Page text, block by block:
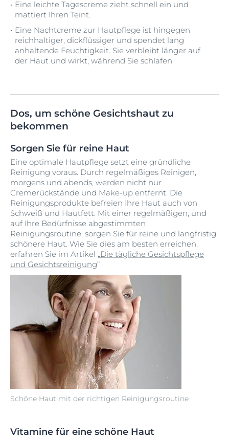
Eine leichte Tagescreme zieht schnell ein und
mattiert Ihren Teint.
Eine Nachtcreme zur Hautpflege ist hingegen
reichhaltiger, dickflüssiger und spendet lang
anhaltende Feuchtigkeit. Sie verbleibt länger auf
der Haut und wirkt, während Sie schlafen.
Dos, um schöne Gesichtshaut zu
bekommen
Sorgen Sie für reine Haut
Schöne Haut mit der richtigen Reinigungsroutine
Eine optimale Hautpflege setzt eine gründliche
Reinigung voraus. Durch regelmäßiges Reinigen,
morgens und abends, werden nicht nur
Cremerückstände und Make-up entfernt. Die
Reinigungsprodukte befreien Ihre Haut auch von
Schweiß und Hautfett. Mit einer regelmäßigen, und
auf Ihre Bedürfnisse abgestimmten
Reinigungsroutine, sorgen Sie für reine und langfristig
schönere Haut. Wie Sie dies am besten erreichen,
erfahren Sie im Artikel „Die tägliche Gesichtspflege
und Gesichtsreinigung“
Vitamine für eine schöne Haut